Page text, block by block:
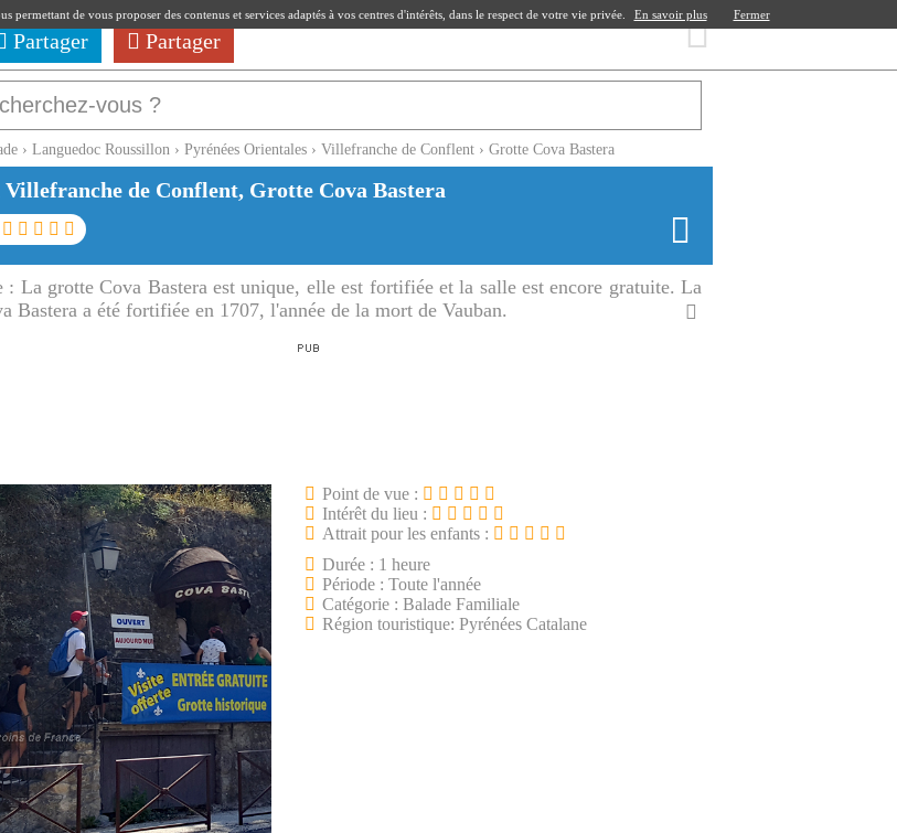
Partager Partager
› Languedoc Roussillon › Pyrénées Orientales › Villefranche de Conflent › Grotte Cova Bastera
Villefranche de Conflent, Grotte Cova Bastera
: La grotte Cova Bastera est unique, elle est fortifiée et la salle est encore gratuite. La
Bastera a été fortifiée en 1707, l'année de la mort de Vauban.
Point de vue :
Intérêt du lieu :
Attrait pour les enfants :
Durée : 1 heure
Période : Toute l'année
Catégorie : Balade Familiale
Région touristique: Pyrénées Catalane
de vous proposer des contenus et services adaptés à vos centres d'intérêts, dans le respect de votre vie privée. En savoir plus Fermer